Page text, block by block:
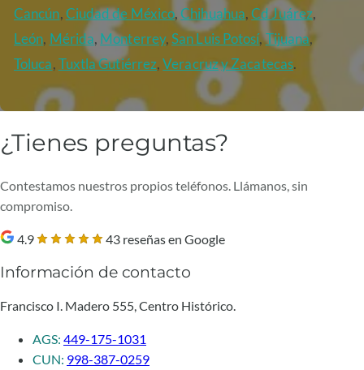
Cancún,Ciudad de México,Chihuahua,Cd Juárez,
León, Mérida, Monterrey,San Luis Potosí,Tijuana,
Toluca,Tuxtla Gutiérrez,Veracruzy Zacatecas.
¿Tienes preguntas?
Contestamos nuestros propios teléfonos. Llámanos, sin
compromiso.
4.9 43 reseñas en Google
Información de contacto
Francisco I. Madero 555, Centro Histórico.
AGS: 449-175-1031
CUN: 998-387-0259